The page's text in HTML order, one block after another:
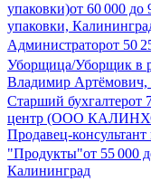
упаковки)от 60 000 до
упаковки,
Администраторот 50
Уборщица/Уборщик в
Владимир Артёмович,
Старший бухгалтерот
центр (ООО
Продавец-консультант
"Продукты"от 55 000
Калининград